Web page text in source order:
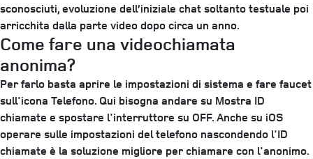
sconosciuti, evoluzione dell’iniziale chat soltanto testuale poi
arricchita dalla parte video dopo circa un anno.
Come fare una videochiamata
anonima?
Per farlo basta aprire le impostazioni di sistema e fare faucet
sull'icona Telefono. Qui bisogna andare su Mostra ID
chiamate e spostare l'interruttore su OFF. Anche su iOS
operare sulle impostazioni del telefono nascondendo l'ID
chiamate è la soluzione migliore per chiamare con l'anonimo.